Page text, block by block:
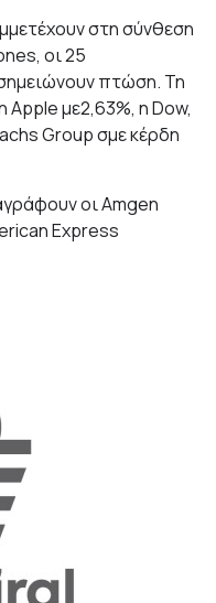
στη σύνθεση
οι 25
πτώση. Τη
Apple με2,63%, η Dow,
Group σμε κέρδη
οι Amgen
Express